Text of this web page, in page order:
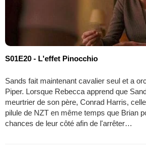
S01E20 - L'effet Pinocchio
Sands fait maintenant cavalier seul et a
Piper. Lorsque Rebecca apprend que
meurtrier de son père, Conrad Harris,
pilule de NZT en même temps que Brian
chances de leur côté afin de l'arrêter…